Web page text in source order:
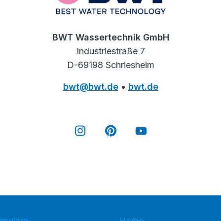
BWT Wassertechnik GmbH
Industriestraße 7
D-69198 Schriesheim
bwt@bwt.de• bwt.de